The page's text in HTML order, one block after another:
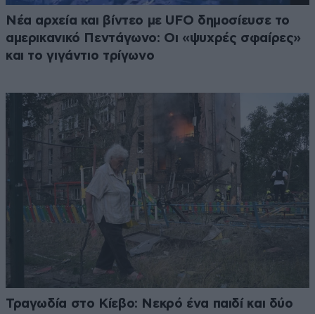
Νέα αρχεία και βίντεο με UFO δημοσίευσε το
αμερικανικό Πεντάγωνο: Οι «ψυχρές σφαίρες»
και το γιγάντιο τρίγωνο
Τραγωδία στο Κίεβο: Νεκρό ένα παιδί και δύο